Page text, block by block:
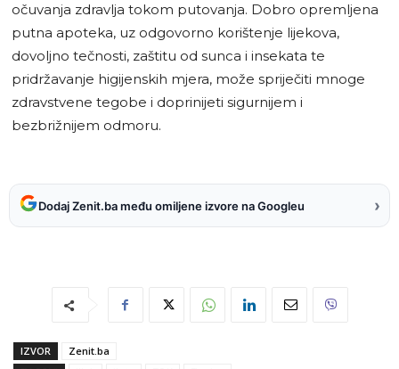
očuvanja zdravlja tokom putovanja. Dobro opremljena
putna apoteka, uz odgovorno korištenje lijekova,
dovoljno tečnosti, zaštitu od sunca i insekata te
pridržavanje higijenskih mjera, može spriječiti mnoge
zdravstvene tegobe i doprinijeti sigurnijem i
bezbrižnijem odmoru.
Dodaj Zenit.ba među omiljene izvore na Googleu ›
IZVOR
Zenit.ba